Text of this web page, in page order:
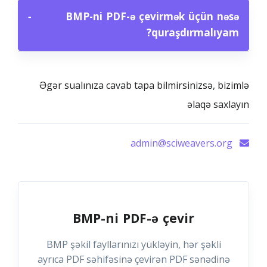
BMP-ni PDF-ə çevirmək üçün nəsə
quraşdırmalıyam?
−
Əgər sualınıza cavab tapa bilmirsinizsə, bizimlə
əlaqə saxlayın
BMP-ni PDF-ə çevir
BMP şəkil fayllarınızı yükləyin, hər şəkli
ayrıca PDF səhifəsinə çevirən PDF sənədinə